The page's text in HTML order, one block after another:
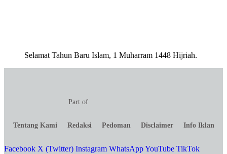
Selamat Tahun Baru Islam, 1 Muharram 1448 Hijriah.
Part of
Tentang Kami Redaksi Pedoman Disclaimer Info Iklan
Facebook X (Twitter) Instagram WhatsAppYouTube TikTok